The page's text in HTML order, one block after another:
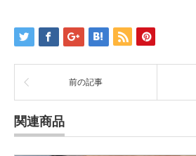
前の記事
関連商品